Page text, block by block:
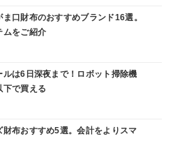
ま口財布のおすすめブランド16選。
ムをご紹介
ルは6日深夜まで！ロボット掃除機
下で買える
財布おすすめ5選。会計をよりスマ